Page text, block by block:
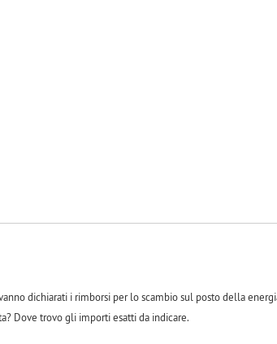
dichiarati i rimborsi per lo scambio sul posto della
Dove trovo gli importi esatti da indicare.